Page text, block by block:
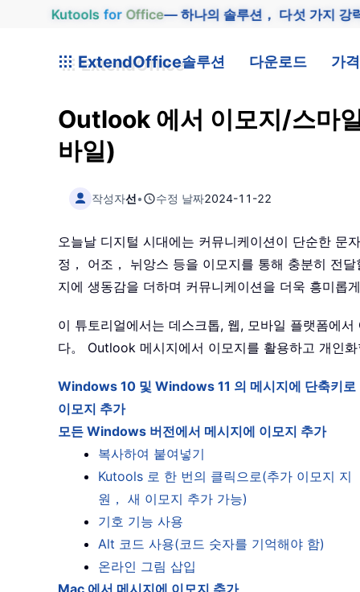
Kutools for Office— 하나의 솔루션， 다섯 가지 강
ExtendOffice솔루션 다운로드 가격
Outlook 에서 이모지/스마
바일)
작성자선• 수정 날짜2024-11-22
오늘날 디지털 시대에는 커뮤니케이션이 단순한 문
정， 어조， 뉘앙스 등을 이모지를 통해 충분히 전
지에 생동감을 더하며 커뮤니케이션을 더욱 흥미롭
이 튜토리얼에서는 데스크톱, 웹, 모바일 플랫폼에
다。 Outlook 메시지에서 이모지를 활용하고 개인
Windows 10 및 Windows 11 의 메시지에 단축키로
이모지 추가
모든 Windows 버전에서 메시지에 이모지 추가
복사하여 붙여넣기
Kutools 로 한 번의 클릭으로(추가 이모지 지
원， 새 이모지 추가 가능)
기호 기능 사용
Alt 코드 사용(코드 숫자를 기억해야 함)
온라인 그림 삽입